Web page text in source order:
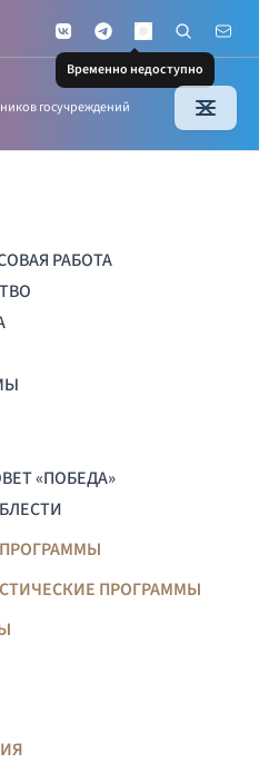
VKontakteTelegramMAX
Временно недоступно
Поиск по
Почта
госучреждений
РАБОТА
«ПОБЕДА»
ПРОГРАММЫ